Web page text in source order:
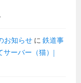
お知らせ に鉄道事
サーバー（猫）|